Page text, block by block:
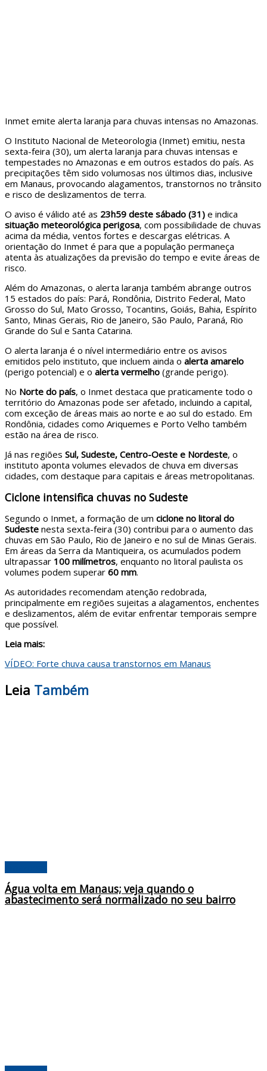
Inmet emite alerta laranja para chuvas intensas no Amazonas.
O Instituto Nacional de Meteorologia (Inmet) emitiu, nesta
sexta-feira (30), um alerta laranja para chuvas intensas e
tempestades no Amazonas e em outros estados do país. As
precipitações têm sido volumosas nos últimos dias, inclusive
em Manaus, provocando alagamentos, transtornos no trânsito
e risco de deslizamentos de terra.
O aviso é válido até as 23h59 deste sábado (31) e indica
situação meteorológica perigosa, com possibilidade de chuvas
acima da média, ventos fortes e descargas elétricas. A
orientação do Inmet é para que a população permaneça
atenta às atualizações da previsão do tempo e evite áreas de
risco.
Além do Amazonas, o alerta laranja também abrange outros
15 estados do país: Pará, Rondônia, Distrito Federal, Mato
Grosso do Sul, Mato Grosso, Tocantins, Goiás, Bahia, Espírito
Santo, Minas Gerais, Rio de Janeiro, São Paulo, Paraná, Rio
Grande do Sul e Santa Catarina.
O alerta laranja é o nível intermediário entre os avisos
emitidos pelo instituto, que incluem ainda o alerta amarelo
(perigo potencial) e o alerta vermelho (grande perigo).
No Norte do país, o Inmet destaca que praticamente todo o
território do Amazonas pode ser afetado, incluindo a capital,
com exceção de áreas mais ao norte e ao sul do estado. Em
Rondônia, cidades como Ariquemes e Porto Velho também
estão na área de risco.
Já nas regiões Sul, Sudeste, Centro-Oeste e Nordeste, o
instituto aponta volumes elevados de chuva em diversas
cidades, com destaque para capitais e áreas metropolitanas.
Ciclone intensifica chuvas no Sudeste
Segundo o Inmet, a formação de um ciclone no litoral do
Sudeste nesta sexta-feira (30) contribui para o aumento das
chuvas em São Paulo, Rio de Janeiro e no sul de Minas Gerais.
Em áreas da Serra da Mantiqueira, os acumulados podem
ultrapassar 100 milímetros, enquanto no litoral paulista os
volumes podem superar 60 mm.
As autoridades recomendam atenção redobrada,
principalmente em regiões sujeitas a alagamentos, enchentes
e deslizamentos, além de evitar enfrentar temporais sempre
que possível.
Leia mais:
VÍDEO: Forte chuva causa transtornos em Manaus
Leia Também
Água volta em Manaus; veja quando o
abastecimento será normalizado no seu bairro